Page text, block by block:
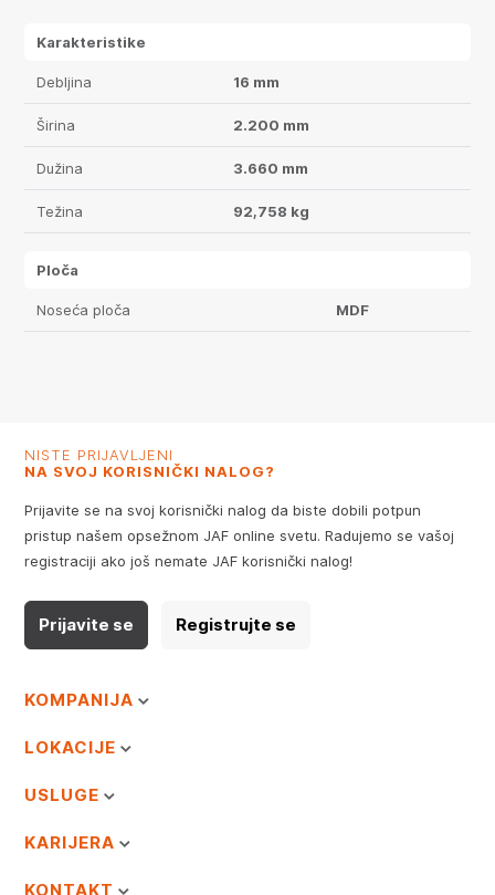
Karakteristike
Debljina 16 mm
Širina 2.200 mm
Dužina 3.660 mm
Težina 92,758 kg
Ploča
Noseća ploča MDF
NISTE PRIJAVLJENI
NA SVOJ KORISNIČKI NALOG?
Prijavite se na svoj korisnički nalog da biste dobili potpun
pristup našem opsežnom JAF online svetu. Radujemo se vašoj
registraciji ako još nemate JAF korisnički nalog!
Prijavite se Registrujte se
KOMPANIJA
LOKACIJE
USLUGE
KARIJERA
KONTAKT